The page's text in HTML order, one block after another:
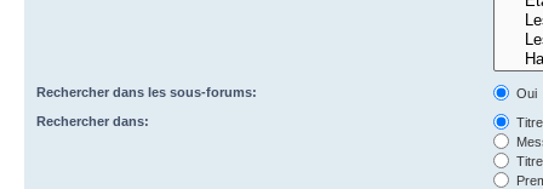
Rechercher dans les sous-forums:
Oui
Rechercher dans: